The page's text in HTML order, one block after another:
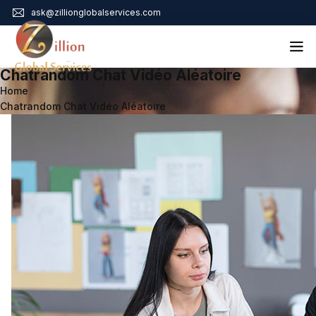
ask@zillionglobalservices.com
Home
About Us
Business Risk Management
Bookkeeping & Tax
Cyber Maturity
Cybersecurity Risk Management
Education & Training
Enterprise Risk Management & Risk Culture
Mock Audit & Examination
Service Education Resources
Sox Compliance
Chatrandom Chat Vidéo Aléatoire
Home
Chatrandom Chat Vidéo Aléatoire